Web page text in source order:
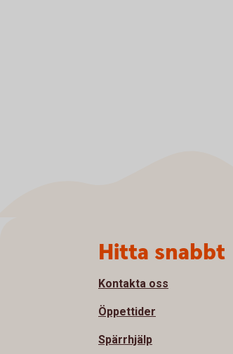
Hitta snabbt
Kontakta oss
Öppettider
Spärrhjälp